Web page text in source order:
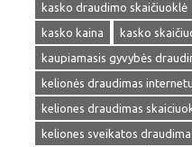
kasko draudimo skaičiuoklė
kasko kaina
kasko
kaupiamasis gyvybės
kelionės draudimas internetu
keliones draudimas
keliones sveikatos